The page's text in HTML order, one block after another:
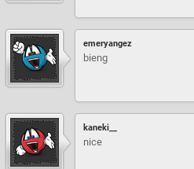
emeryangez
bieng
kaneki__
nice